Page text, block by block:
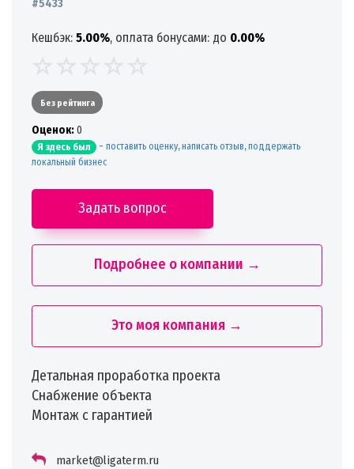
#5433
Кешбэк: 5.00%, оплата бонусами: до 0.00%
Без рейтинга
Oценок:0
Я здесь был - поставить оценку, написать отзыв, поддержать
локальный бизнес
Задать вопрос
Подробнее о компании →
Это моя компания →
Детальная проработка проекта
Снабжение объекта
Монтаж с гарантией
market@ligaterm.ru